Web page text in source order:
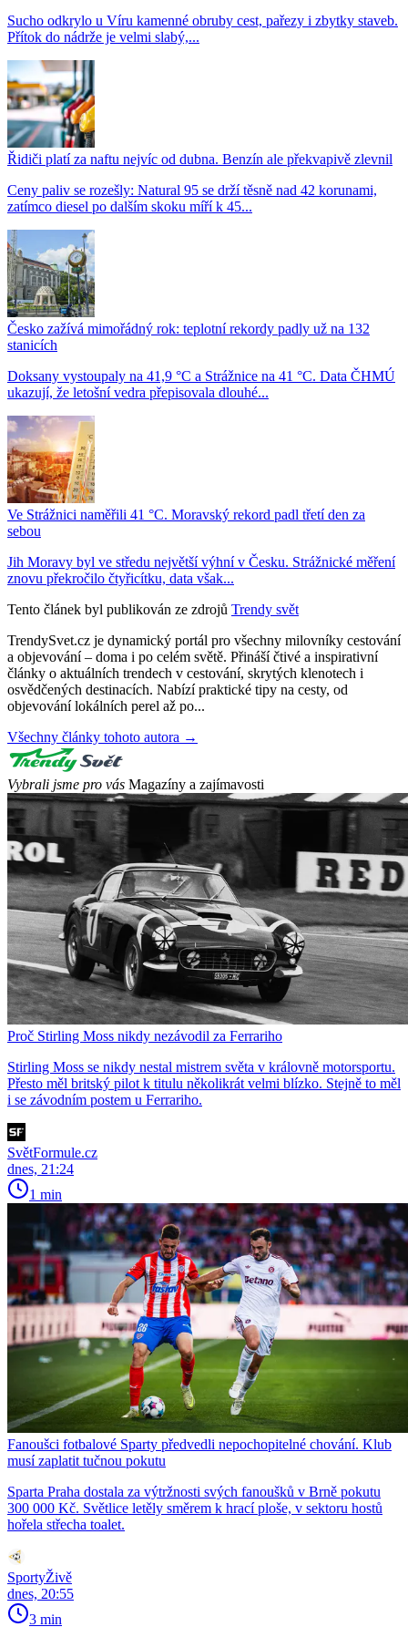
Sucho odkrylo u Víru kamenné obruby cest, pařezy i zbytky staveb.
Přítok do nádrže je velmi slabý,...
Řidiči platí za naftu nejvíc od dubna. Benzín ale překvapivě zlevnil
Ceny paliv se rozešly: Natural 95 se drží těsně nad 42 korunami,
zatímco diesel po dalším skoku míří k 45...
Česko zažívá mimořádný rok: teplotní rekordy padly už na 132
stanicích
Doksany vystoupaly na 41,9 °C a Strážnice na 41 °C. Data ČHMÚ
ukazují, že letošní vedra přepisovala dlouhé...
Ve Strážnici naměřili 41 °C. Moravský rekord padl třetí den za
sebou
Jih Moravy byl ve středu největší výhní v Česku. Strážnické měření
znovu překročilo čtyřicítku, data však...
Tento článek byl publikován ze zdrojů Trendy svět
TrendySvet.cz je dynamický portál pro všechny milovníky cestování
a objevování – doma i po celém světě. Přináší čtivé a inspirativní
články o aktuálních trendech v cestování, skrytých klenotech i
osvědčených destinacích. Nabízí praktické tipy na cesty, od
objevování lokálních perel až po...
Všechny články tohoto autora →
Vybrali jsme pro vás Magazíny a zajímavosti
Proč Stirling Moss nikdy nezávodil za Ferrariho
Stirling Moss se nikdy nestal mistrem světa v královně motorsportu.
Přesto měl britský pilot k titulu několikrát velmi blízko. Stejně to měl
i se závodním postem u Ferrariho.
SvětFormule.cz
dnes, 21:24
1 min
Fanoušci fotbalové Sparty předvedli nepochopitelné chování. Klub
musí zaplatit tučnou pokutu
Sparta Praha dostala za výtržnosti svých fanoušků v Brně pokutu
300 000 Kč. Světlice letěly směrem k hrací ploše, v sektoru hostů
hořela střecha toalet.
SportyŽivě
dnes, 20:55
3 min